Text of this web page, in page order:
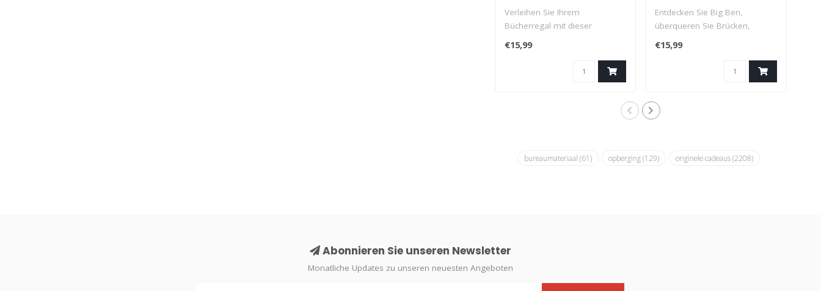
Verleihen Sie Ihrem
Bücherregal mit dieser
von..
€15,99
Entdecken Sie Big Ben,
überqueren Sie Brücken,
€15,99
bureaumateriaal(61) opberging(129) originele cadeaus(2208)
Abonnieren Sie unseren Newsletter
Monatliche Updates zu unseren neuesten Angeboten